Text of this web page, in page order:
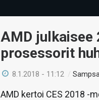
AMD julkaisee
prosessorit
8.1.2018 - 11:12 /
AMD kertoi CES 2018 -